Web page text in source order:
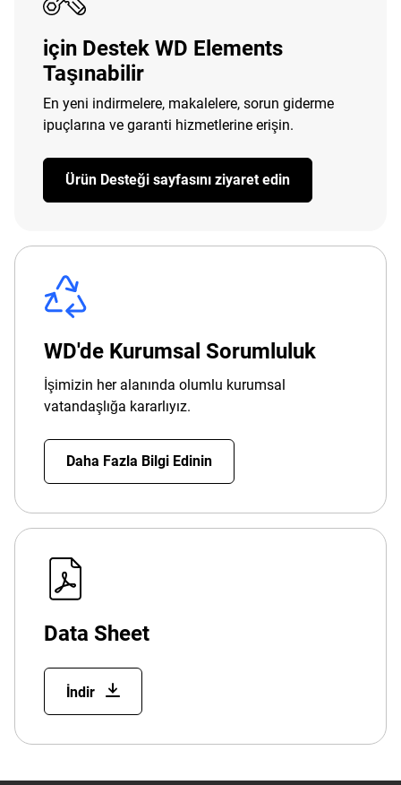
için Destek WD Elements
Taşınabilir
En yeni indirmelere, makalelere, sorun giderme
ipuçlarına ve garanti hizmetlerine erişin.
Ürün Desteği sayfasını ziyaret edin
WD'de Kurumsal Sorumluluk
İşimizin her alanında olumlu kurumsal
vatandaşlığa kararlıyız.
Daha Fazla Bilgi Edinin
Data Sheet
İndir